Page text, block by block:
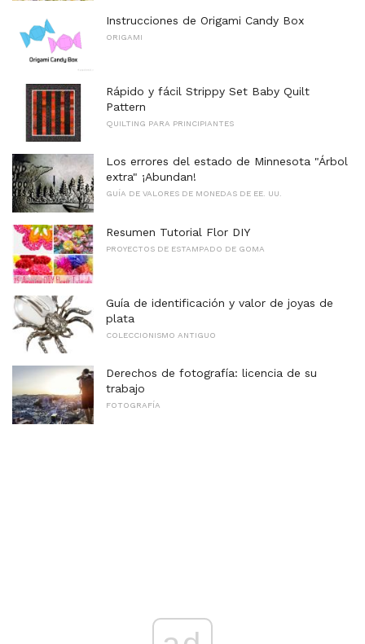
Instrucciones de Origami Candy Box
ORIGAMI
Rápido y fácil Strippy Set Baby Quilt
Pattern
QUILTING PARA PRINCIPIANTES
Los errores del estado de Minnesota "Árbol
extra" ¡Abundan!
GUÍA DE VALORES DE MONEDAS DE EE. UU.
Resumen Tutorial Flor DIY
PROYECTOS DE ESTAMPADO DE GOMA
Guía de identificación y valor de joyas de
plata
COLECCIONISMO ANTIGUO
Derechos de fotografía: licencia de su
trabajo
FOTOGRAFÍA